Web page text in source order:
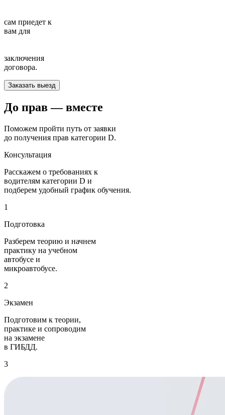
сам приедет к
вам для
заключения
договора.
Заказать выезд
До прав —вместе
Поможем пройти путь от заявки
до получения прав категории D.
Консультация
Расскажем о требованиях к
водителям категории D и
подберем удобный график обучения.
1
Подготовка
Разберем теорию и начнем
практику на учебном
автобусе и
микроавтобусе.
2
Экзамен
Подготовим к теории,
практике и сопроводим
на экзамене
в ГИБДД.
3